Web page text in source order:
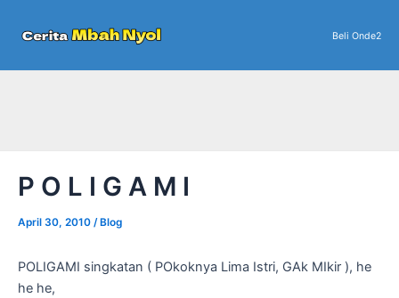
Beli Onde2
P O L I G A M I
April 30, 2010 /Blog
POLIGAMI singkatan ( POkoknya Lima Istri, GAk MIkir ), he
he he,